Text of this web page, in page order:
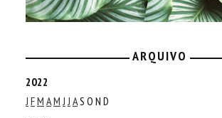
ARQUIVO
2022
J FM AM J J AS O N D